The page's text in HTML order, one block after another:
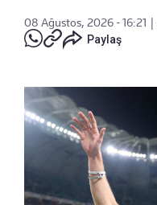
08 Ağustos, 2026 - 16:21
Paylaş